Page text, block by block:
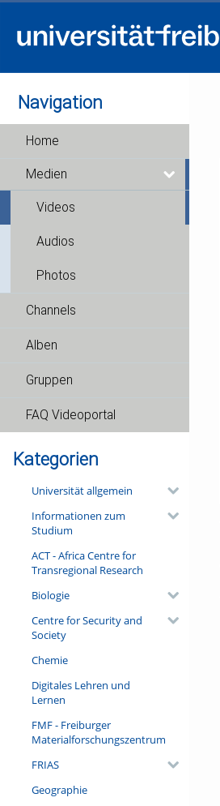
Navigation
Home
Medien
Videos
Audios
Photos
Channels
Alben
Gruppen
FAQ Videoportal
Kategorien
Universität allgemein
Informationen zum
Studium
ACT - Africa Centre for
Transregional Research
Biologie
Centre for Security and
Society
Chemie
Digitales Lehren und
Lernen
FMF - Freiburger
Materialforschungszentrum
FRIAS
Geographie